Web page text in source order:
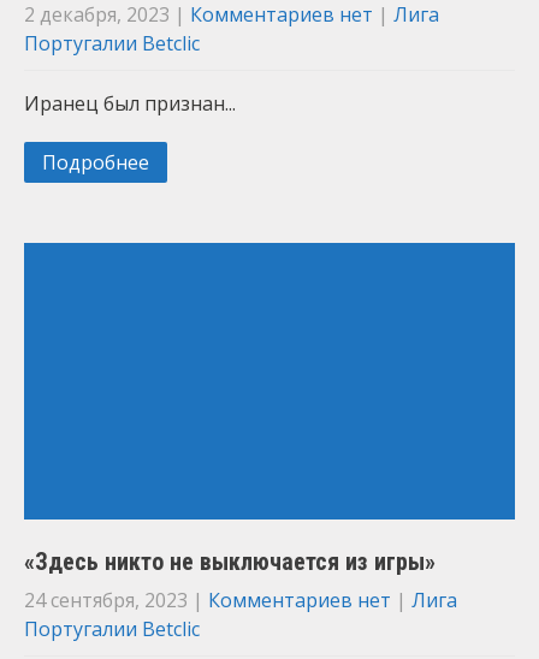
2 декабря, 2023 | Комментариев нет | Лига
Португалии Betclic
Иранец был признан...
Подробнее
«Здесь никто не выключается из игры»
24 сентября, 2023 | Комментариев нет | Лига
Португалии Betclic